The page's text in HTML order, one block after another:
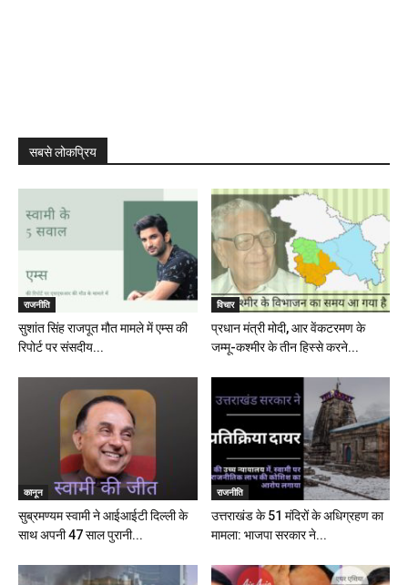
सबसे लोकप्रिय
राजनीति
सुशांत सिंह राजपूत मौत मामले में एम्स की
रिपोर्ट पर संसदीय...
विचार
प्रधान मंत्री मोदी, आर वेंकटरमण के
जम्मू-कश्मीर के तीन हिस्से करने...
कानून
सुब्रमण्यम स्वामी ने आईआईटी दिल्ली के
साथ अपनी 47 साल पुरानी...
राजनीति
उत्तराखंड के 51 मंदिरों के अधिग्रहण का
मामला: भाजपा सरकार ने...